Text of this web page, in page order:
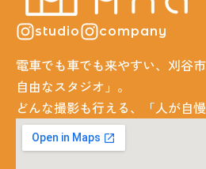
studio company
電車でも車でも来やすい、刈谷
自由なスタジオ」。
どんな撮影も行える、「人が自